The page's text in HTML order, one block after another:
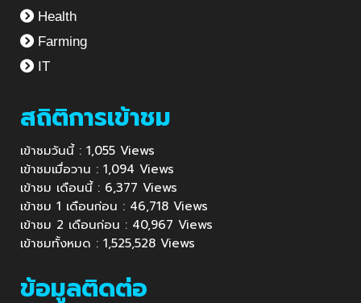
Health
Farming
IT
สถิติการเข้าชม
เข้าชมวันนี้ : 1,055 Views
เข้าชมเมื่อวาน : 1,094 Views
เข้าชม เดือนนี้ : 6,377 Views
เข้าชม 1 เดือนก่อน : 46,718 Views
เข้าชม 2 เดือนก่อน : 40,967 Views
เข้าชมทั้งหมด : 1,525,528 Views
ข้อมูลติดต่อ